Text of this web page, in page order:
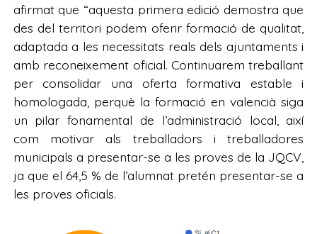
afirmat que “aquesta primera edició demostra que
des del territori podem oferir formació de qualitat,
adaptada a les necessitats reals dels ajuntaments i
amb reconeixement oficial. Continuarem treballant
per consolidar una oferta formativa estable i
homologada, perquè la formació en valencià siga
un pilar fonamental de l’administració local, així
com motivar als treballadors i treballadores
municipals a presentar-se a les proves de la JQCV,
ja que el 64,5 % de l’alumnat pretén presentar-se a
les proves oficials.